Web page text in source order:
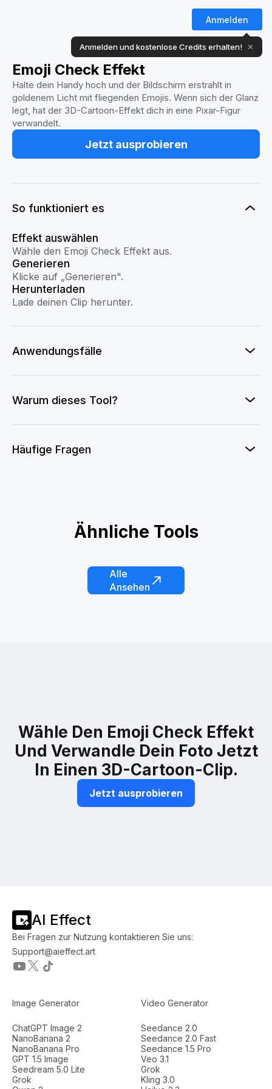
Anmelden
Anmelden und kostenlose Credits erhalten! ✕
Emoji Check Effekt
Halte dein Handy hoch und der Bildschirm erstrahlt in
goldenem Licht mit fliegenden Emojis. Wenn sich der Glanz
legt, hat der 3D-Cartoon-Effekt dich in eine Pixar-Figur
verwandelt.
Jetzt ausprobieren
So funktioniert es
Effekt auswählen
Wähle den Emoji Check Effekt aus.
Generieren
Klicke auf „Generieren".
Herunterladen
Lade deinen Clip herunter.
Anwendungsfälle
Warum dieses Tool?
Häufige Fragen
Ähnliche Tools
Oscar-Gewinner
Privatflugzeug
Alle
Ansehen
Wähle Den Emoji Check Effekt
Und Verwandle Dein Foto Jetzt
In Einen 3D-Cartoon-Clip.
Jetzt ausprobieren
AI Effect
Bei Fragen zur Nutzung kontaktieren Sie uns:
Support@aieffect.art
Image Generator
ChatGPT Image 2
NanoBanana 2
NanoBanana Pro
GPT 1.5 Image
Seedream 5.0 Lite
Grok
Video Generator
Seedance 2.0
Seedance 2.0 Fast
Seedance 1.5 Pro
Veo 3.1
Grok
Kling 3.0